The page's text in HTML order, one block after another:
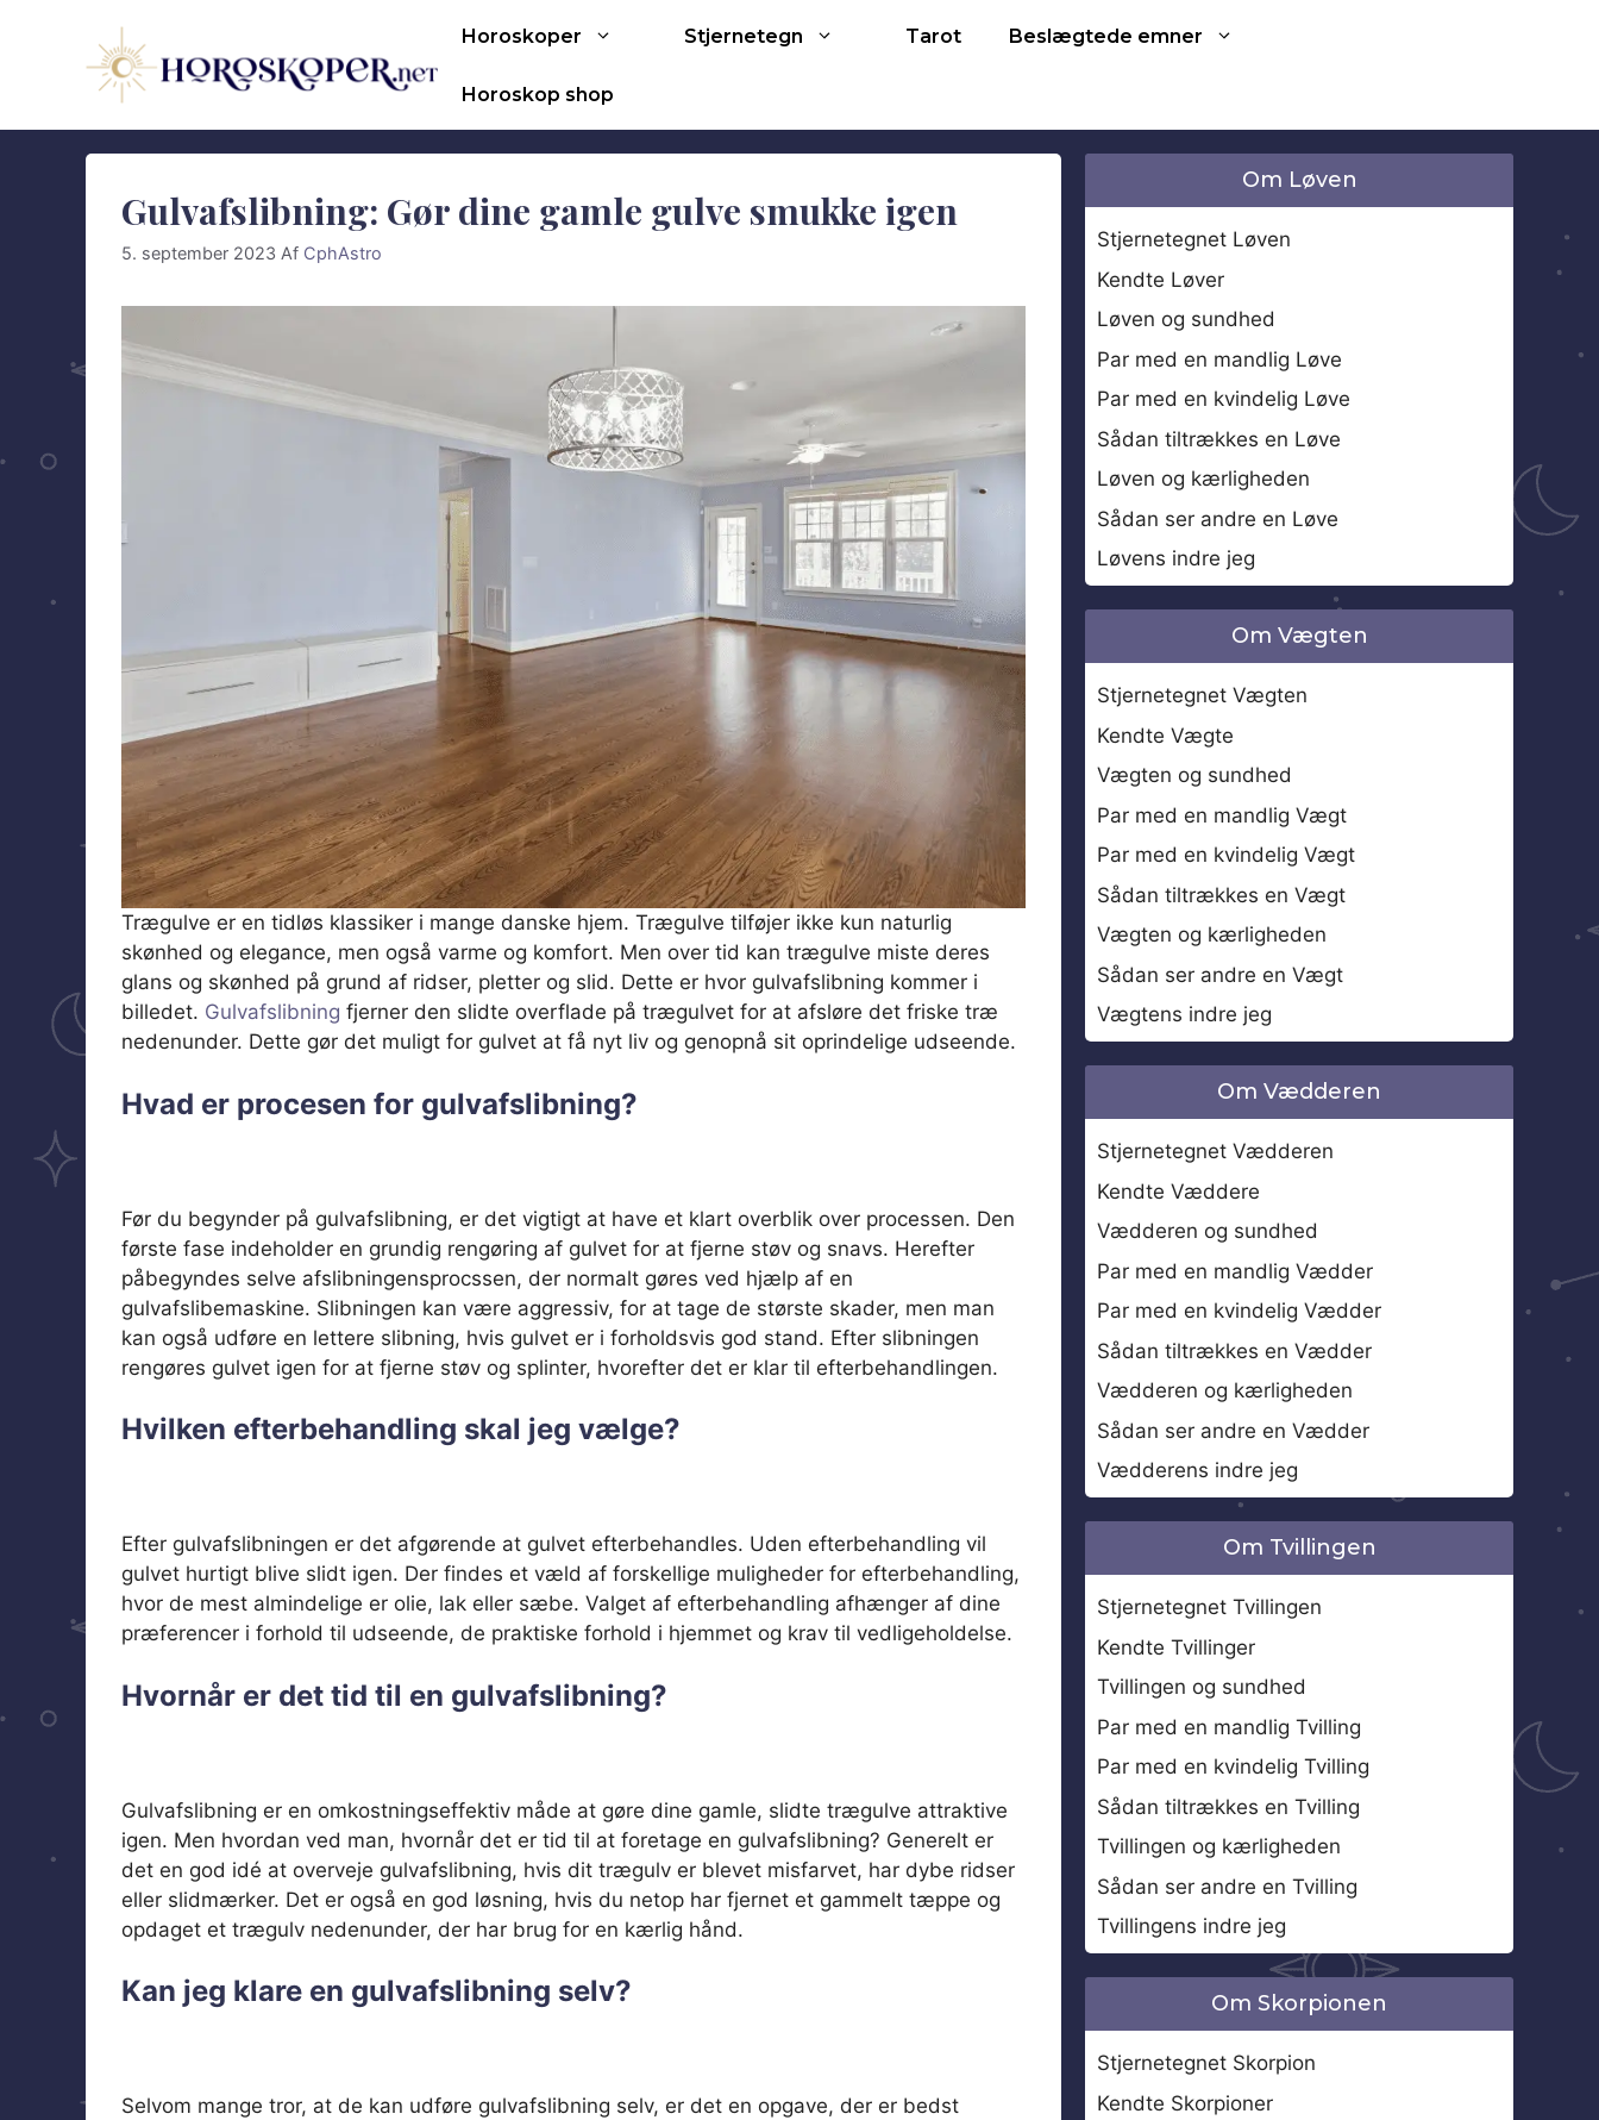
Horoskoper Stjernetegn Tarot Beslægtede emner
Horoskop shop
Gulvafslibning: Gør dine gamle gulve smukke igen
5. september 2023 Af CphAstro
Trægulve er en tidløs klassiker i mange danske hjem. Trægulve tilføjer ikke kun naturlig
skønhed og elegance, men også varme og komfort. Men over tid kan trægulve miste deres
glans og skønhed på grund af ridser, pletter og slid. Dette er hvor gulvafslibning kommer i
billedet. Gulvafslibning fjerner den slidte overflade på trægulvet for at afsløre det friske træ
nedenunder. Dette gør det muligt for gulvet at få nyt liv og genopnå sit oprindelige udseende.
Hvad er procesen for gulvafslibning?
Før du begynder på gulvafslibning, er det vigtigt at have et klart overblik over processen. Den
første fase indeholder en grundig rengøring af gulvet for at fjerne støv og snavs. Herefter
påbegyndes selve afslibningensprocssen, der normalt gøres ved hjælp af en
gulvafslibemaskine. Slibningen kan være aggressiv, for at tage de største skader, men man
kan også udføre en lettere slibning, hvis gulvet er i forholdsvis god stand. Efter slibningen
rengøres gulvet igen for at fjerne støv og splinter, hvorefter det er klar til efterbehandlingen.
Hvilken efterbehandling skal jeg vælge?
Efter gulvafslibningen er det afgørende at gulvet efterbehandles. Uden efterbehandling vil
gulvet hurtigt blive slidt igen. Der findes et væld af forskellige muligheder for efterbehandling,
hvor de mest almindelige er olie, lak eller sæbe. Valget af efterbehandling afhænger af dine
præferencer i forhold til udseende, de praktiske forhold i hjemmet og krav til vedligeholdelse.
Hvornår er det tid til en gulvafslibning?
Gulvafslibning er en omkostningseffektiv måde at gøre dine gamle, slidte trægulve attraktive
igen. Men hvordan ved man, hvornår det er tid til at foretage en gulvafslibning? Generelt er
det en god idé at overveje gulvafslibning, hvis dit trægulv er blevet misfarvet, har dybe ridser
eller slidmærker. Det er også en god løsning, hvis du netop har fjernet et gammelt tæppe og
opdaget et trægulv nedenunder, der har brug for en kærlig hånd.
Kan jeg klare en gulvafslibning selv?
Selvom mange tror, at de kan udføre gulvafslibning selv, er det en opgave, der er bedst
Om Løven
Stjernetegnet Løven
Kendte Løver
Løven og sundhed
Par med en mandlig Løve
Par med en kvindelig Løve
Sådan tiltrækkes en Løve
Løven og kærligheden
Sådan ser andre en Løve
Løvens indre jeg
Om Vægten
Stjernetegnet Vægten
Kendte Vægte
Vægten og sundhed
Par med en mandlig Vægt
Par med en kvindelig Vægt
Sådan tiltrækkes en Vægt
Vægten og kærligheden
Sådan ser andre en Vægt
Vægtens indre jeg
Om Vædderen
Stjernetegnet Vædderen
Kendte Væddere
Vædderen og sundhed
Par med en mandlig Vædder
Par med en kvindelig Vædder
Sådan tiltrækkes en Vædder
Vædderen og kærligheden
Sådan ser andre en Vædder
Vædderens indre jeg
Om Tvillingen
Stjernetegnet Tvillingen
Kendte Tvillinger
Tvillingen og sundhed
Par med en mandlig Tvilling
Par med en kvindelig Tvilling
Sådan tiltrækkes en Tvilling
Tvillingen og kærligheden
Sådan ser andre en Tvilling
Tvillingens indre jeg
Om Skorpionen
Stjernetegnet Skorpion
Kendte Skorpioner